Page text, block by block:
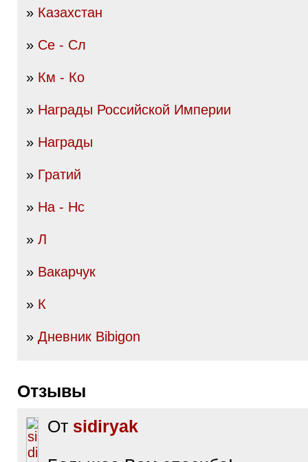
» Казахстан
» Се - Сл
» Км - Ко
» Награды Российской Империи
» Награды
» Гратий
» На - Нс
» Л
» Вакарчук
» К
» Дневник Bibigon
Отзывы
От sidiryak